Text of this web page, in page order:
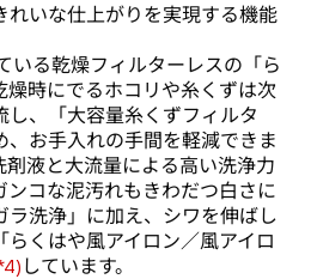
れいな仕上がりを実現する機能
いる乾燥フィルターレスの「ら
燥時にでるホコリや糸くずは次
し、「大容量糸くずフィルタ
、お手入れの手間を軽減できま
剤液と大流量による高い洗浄力
ンコな泥汚れもきわだつ白さに
ラ洗浄」に加え、シワを伸ばし
くはや風アイロン／風アイロ
しています。